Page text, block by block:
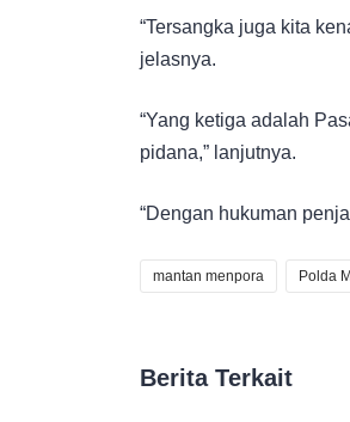
“Tersangka juga kita
jelasnya.
“Yang ketiga adalah
pidana,” lanjutnya.
“Dengan hukuman
mantan menpora Polda
Berita Terkait